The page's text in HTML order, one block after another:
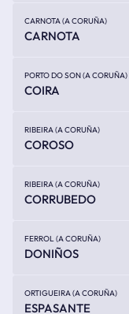
CARNOTA (A CORUÑA)
CARNOTA
PORTO DO SON (A CORUÑA)
COIRA
RIBEIRA (A CORUÑA)
COROSO
RIBEIRA (A CORUÑA)
CORRUBEDO
FERROL (A CORUÑA)
DONIÑOS
ORTIGUEIRA (A CORUÑA)
ESPASANTE